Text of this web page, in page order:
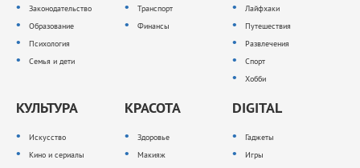
Законодательство
Образование
Психология
Семья и дети
Транспорт
Финансы
Лайфхаки
Путешествия
Развлечения
Спорт
Хобби
КУЛЬТУРА
Искусство
Кино и сериалы
КРАСОТА
Здоровье
Макияж
DIGITAL
Гаджеты
Игры